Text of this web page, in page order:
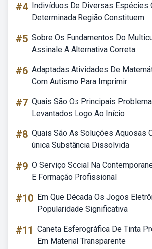
#4 Indivíduos De Diversas Espécies
Determinada Região Constituem
#5 Sobre Os Fundamentos Do
Assinale A Alternativa Correta
#6 Adaptadas Atividades De
Com Autismo Para Imprimir
#7 Quais São Os Principais
Levantados Logo Ao Início
#8 Quais São As Soluções Aquosas
única Substância Dissolvida
#9 O Serviço Social Na
E Formação Profissional
#10 Em Que Década Os Jogos
Popularidade Significativa
#11 Caneta Esferográfica De Tinta
Em Material Transparente